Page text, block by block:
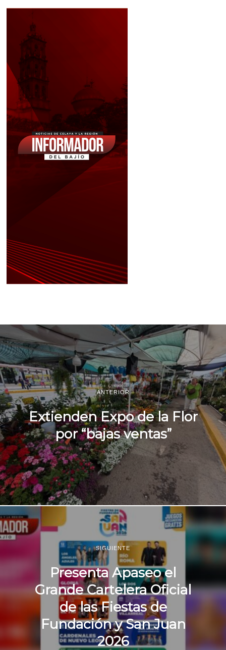
ANTERIOR
Extienden Expo de la Flor
por “bajas ventas”
SIGUIENTE
Presenta Apaseo el
Grande Cartelera Oficial
de las Fiestas de
Fundación y San Juan
2026